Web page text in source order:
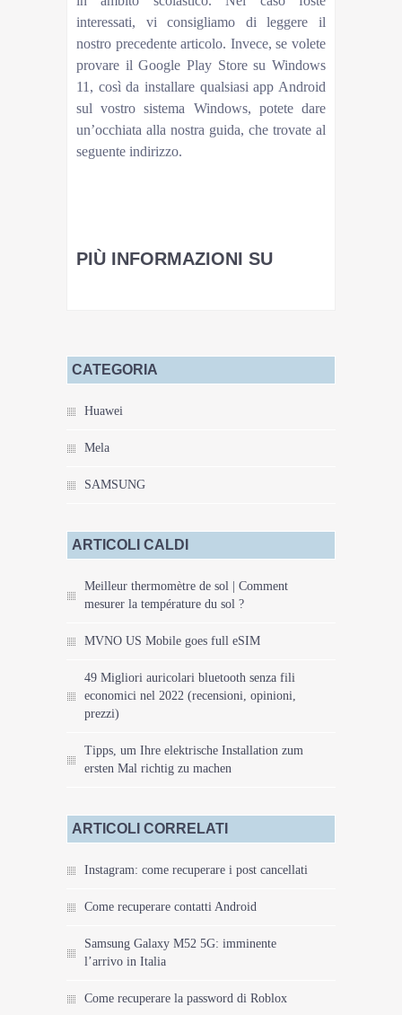
interessati, vi consigliamo di leggere il
nostro precedente articolo. Invece, se volete
provare il Google Play Store su Windows
11, così da installare qualsiasi app Android
sul vostro sistema Windows, potete dare
un’occhiata alla nostra guida, che trovate al
seguente indirizzo.
PIÙ INFORMAZIONI SU
CATEGORIA
Huawei
Mela
SAMSUNG
ARTICOLI CALDI
Meilleur thermomètre de sol | Comment
mesurer la température du sol ?
MVNO US Mobile goes full eSIM
49 Migliori auricolari bluetooth senza fili
economici nel 2022 (recensioni, opinioni,
prezzi)
Tipps, um Ihre elektrische Installation zum
ersten Mal richtig zu machen
ARTICOLI CORRELATI
Instagram: come recuperare i post cancellati
Come recuperare contatti Android
Samsung Galaxy M52 5G: imminente
l’arrivo in Italia
Come recuperare la password di Roblox